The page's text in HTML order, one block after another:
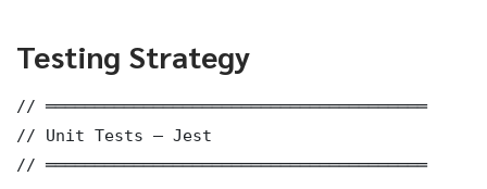
Testing Strategy
// ═══════════════════════════════════════
// Unit Tests — Jest
// ═══════════════════════════════════════